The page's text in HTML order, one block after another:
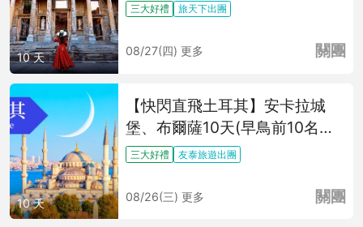
10 天
三大好禮 旅天下出團
08/27(四) 更多 關團
10 天
【快閃直飛土耳其】安卡拉城
堡、布爾薩10天(早鳥前10名送
領司導小費)
三大好禮 友泰旅遊出團
08/26(三) 更多 關團